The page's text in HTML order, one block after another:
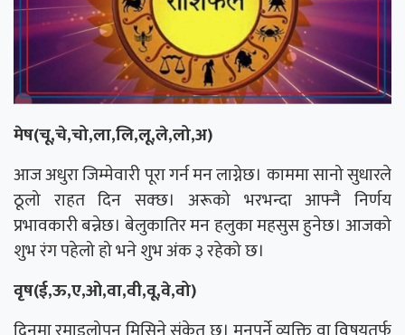
मेष(चू,चे,चो,ला,लि,लू,ले,लो,अ)
आज अधुरा जिम्मेवारी पूरा गर्न मन लाग्नेछ। काममा सानो सुधारले
ठूलो राहत दिन सक्छ। अरूको भरभन्दा आफ्नै निर्णय
प्रभावकारी बन्नेछ। बेलुकातिर मन हलुका महसुस हुनेछ। आजको
शुभ रंग पहेलो हो भने शुभ अंक ३ रहेको छ।
वृष(ई,ऊ,ए,ओ,वा,वी,वू,वे,वो)